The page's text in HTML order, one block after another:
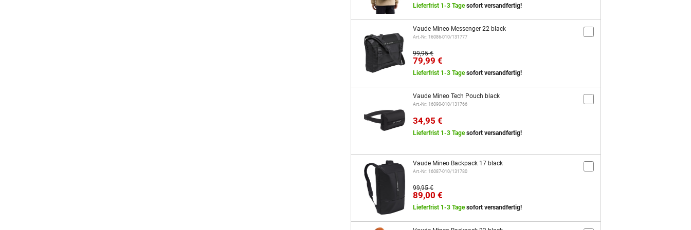
Lieferfrist 1-3 Tagesofort versandfertig!
Vaude Mineo Messenger 22 black
Art.-Nr.: 16086-010/131777
99,95 €
79,99 €
Lieferfrist 1-3 Tagesofort versandfertig!
Vaude Mineo Tech Pouch black
Art.-Nr.: 16090-010/131766
34,95 €
Lieferfrist 1-3 Tagesofort versandfertig!
Vaude Mineo Backpack 17 black
Art.-Nr.: 16087-010/131780
99,95 €
89,00 €
Lieferfrist 1-3 Tagesofort versandfertig!